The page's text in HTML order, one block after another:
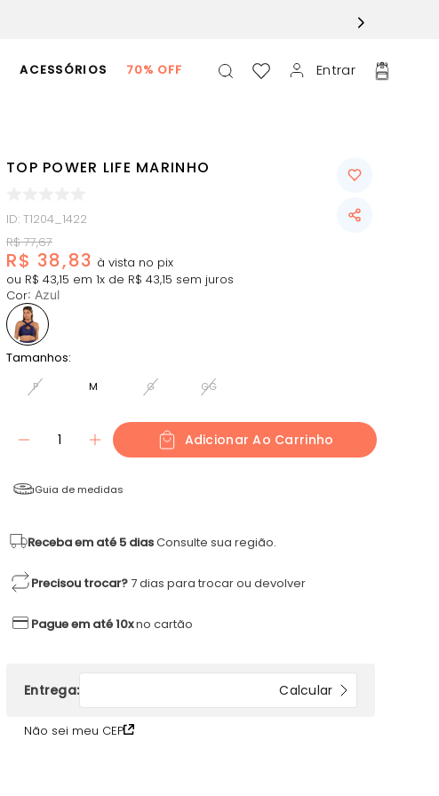
ACESSÓRIOS 70% OFF Entrar
TOP POWER LIFE MARINHO
ID: T1204_1422
R$ 77,67
R$ 38,83
ou R$ 43,15 em 1x de R$ 43,15 sem juros
Cor: Azul
Tamanhos:
P M G GG
1 Adicionar Ao Carrinho
Guia de medidas
Receba em até 5 diasConsulte sua região.
Precisou trocar?7 dias para trocar ou devolver
Pague em até 10xno cartão
Não sei meu CEP